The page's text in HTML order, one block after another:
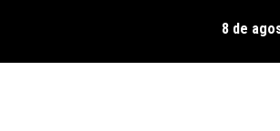
Delírios de Hamilton celebra 30 anos de
8 de